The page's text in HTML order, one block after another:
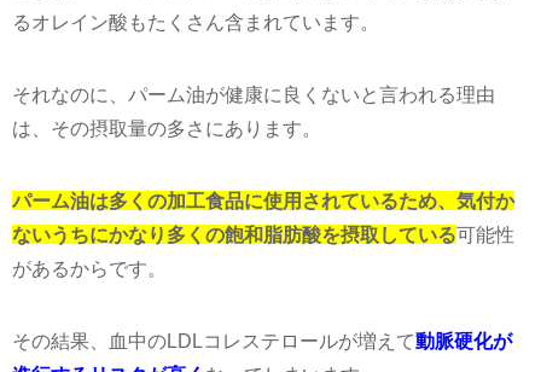
るオレイン酸もたくさん含まれています。
それなのに、パーム油が健康に良くないと言われる理由
は、その摂取量の多さにあります。
パーム油は多くの加工食品に使用されているため、気付か
ないうちにかなり多くの飽和脂肪酸を摂取している可能性
があるからです。
その結果、血中のLDLコレステロールが増えて動脈硬化が